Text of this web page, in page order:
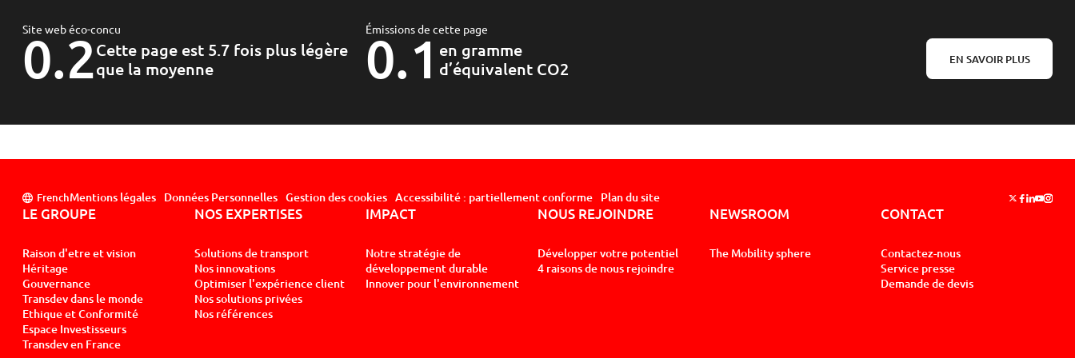
Site web éco-concu
0.2Cette page est 5.7 fois plus légère
que la moyenne
Émissions de cette page
0.1 en gramme
d’équivalent CO2
EN SAVOIR PLUS
FrenchMentions légales Données Personnelles Gestion des cookies Accessibilité : partiellement conforme Plan du site Suivez nous
Suivez
Suivez
Suivez
LE GROUPE
Raison d'etre et vision
Héritage
Gouvernance
Transdev dans le monde
Ethique et Conformité
Espace Investisseurs
Transdev en France
NOS EXPERTISES
Solutions de transport
Nos innovations
Optimiser l'expérience client
Nos solutions privées
Nos références
IMPACT
Notre stratégie de
développement durable
Innover pour l'environnement
NOUS REJOINDRE
Développer votre potentiel
4 raisons de nous rejoindre
NEWSROOM
The Mobility sphere
CONTACT
Contactez-nous
Service presse
Demande de devis